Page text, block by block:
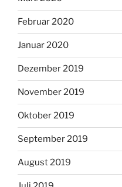
Februar 2020
Januar 2020
Dezember 2019
November 2019
Oktober 2019
September 2019
August 2019